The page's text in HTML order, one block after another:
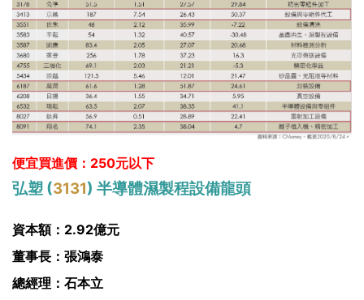
便宜買進價：250元以下
弘塑 (3131) 半導體濕製程設備龍頭
資本額：2.92億元
董事長：張鴻泰
總經理：石本立